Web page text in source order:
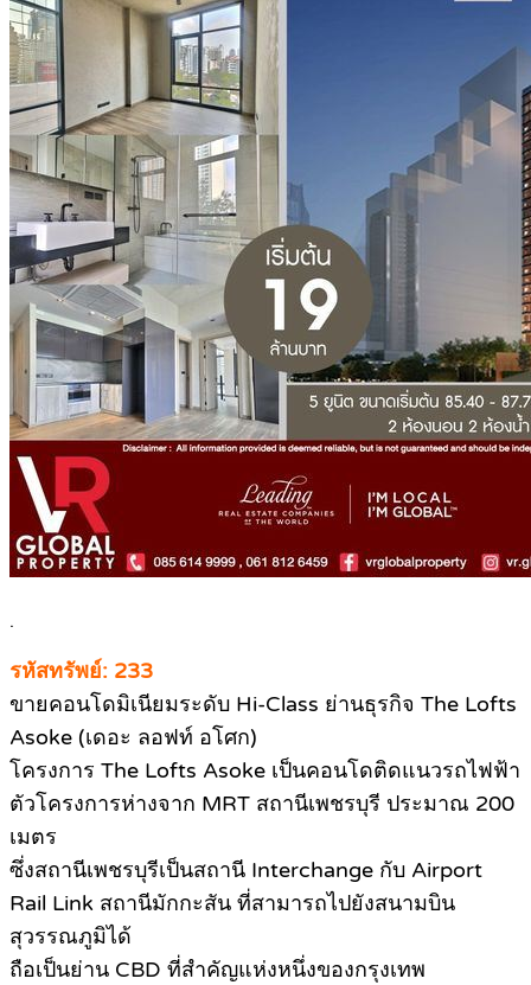
.
รหัสทรัพย์: 233
ขายคอนโดมิเนียมระดับ Hi-Class ย่านธุรกิจ The Lofts
Asoke (เดอะ ลอฟท์ อโศก)
โครงการ The Lofts Asoke เป็นคอนโดติดแนวรถไฟฟ้า
ตัวโครงการห่างจาก MRT สถานีเพชรบุรี ประมาณ 200
เมตร
ซึ่งสถานีเพชรบุรีเป็นสถานี Interchange กับ Airport
Rail Link สถานีมักกะสัน ที่สามารถไปยังสนามบิน
สุวรรณภูมิได้
ถือเป็นย่าน CBD ที่สำคัญแห่งหนึ่งของกรุงเทพ